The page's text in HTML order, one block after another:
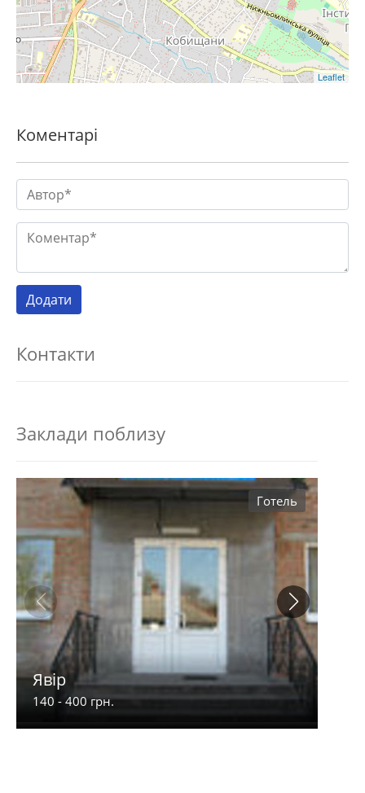
Leaflet
Коментарі
Контакти
Заклади поблизу
Готель
Явір
140 - 400 грн.